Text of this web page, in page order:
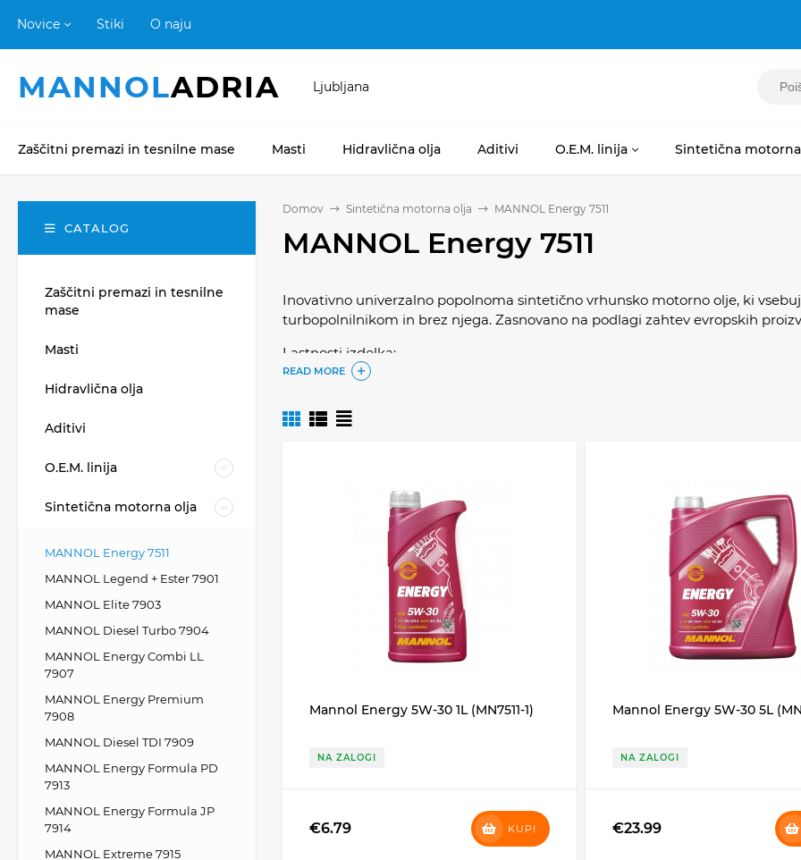
Novice Stiki O naju
MANNOLADRIA Ljubljana
Zaščitni premazi in tesnilne mase Masti Hidravlična olja Aditivi O.E.M. linija Sintetična
Domov Sintetična motorna olja MANNOL Energy 7511
MANNOL Energy 7511
Inovativno univerzalno popolnoma sintetično vrhunsko motorno olje, ki
turbopolnilnikom in brez njega. Zasnovano na podlagi zahtev evropskih
Lastnosti izdelka:
tehnologija z dodatkom estrov in sintetična osnova z optimalnim
razdalja), tako kot tudi ob pogostih spremembah temperaturnih
odlično pretočnostjo bistveno poveča življenjsko dobo motorja tudi v
prihrani gorivo zahvaljujoč nizki visokotemperaturni ter strižni
zaradi visoke termooksidativne stabilnosti učinkovito podaljšuje
zahvaljujoč odličnim pralnim in razprševalnim lastnostim ter najvišji
vrstam usedlin in ohranja dele motorja čiste skozi celoten interval
Zasnovano za bencinske in dizelske motorje za različne vrste vozil (osebna
tovorna vozila) evropskih in drugih proizvajalcev.
Priporočljivo za uporabo v motorjih vozil Daimler in VW z dodatnimi
READ MORE
Mannol Energy 5W-30 1L (MN7511-1)
NA ZALOGI
€6.79 KUPI
Mannol Energy 5W-30 5L
NA ZALOGI
€23.99
CATALOG
Zaščitni premazi in tesnilne
mase
Masti
Hidravlična olja
Aditivi
O.E.M. linija
Sintetična motorna olja
MANNOL Energy 7511
MANNOL Legend + Ester 7901
MANNOL Elite 7903
MANNOL Diesel Turbo 7904
MANNOL Energy Combi LL
7907
MANNOL Energy Premium
7908
MANNOL Diesel TDI 7909
MANNOL Energy Formula PD
7913
MANNOL Energy Formula JP
7914
MANNOL Extreme 7915